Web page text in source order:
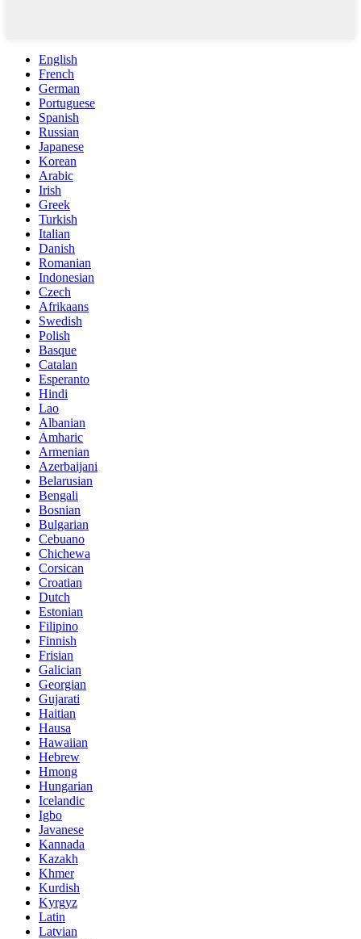
English
French
German
Portuguese
Spanish
Russian
Japanese
Korean
Arabic
Irish
Greek
Turkish
Italian
Danish
Romanian
Indonesian
Czech
Afrikaans
Swedish
Polish
Basque
Catalan
Esperanto
Hindi
Lao
Albanian
Amharic
Armenian
Azerbaijani
Belarusian
Bengali
Bosnian
Bulgarian
Cebuano
Chichewa
Corsican
Croatian
Dutch
Estonian
Filipino
Finnish
Frisian
Galician
Georgian
Gujarati
Haitian
Hausa
Hawaiian
Hebrew
Hmong
Hungarian
Icelandic
Igbo
Javanese
Kannada
Kazakh
Khmer
Kurdish
Kyrgyz
Latin
Latvian